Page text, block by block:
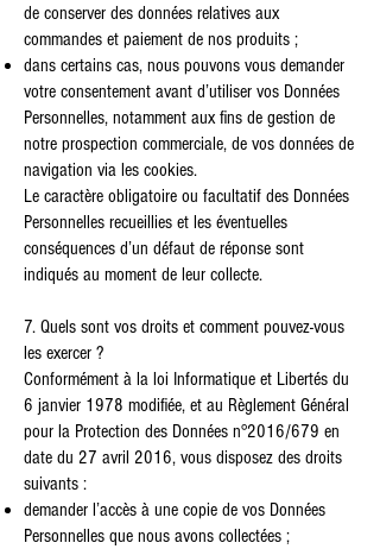
de conserver des données relatives aux
commandes et paiement de nos produits ;
dans certains cas, nous pouvons vous demander
votre consentement avant d’utiliser vos Données
Personnelles, notamment aux fins de gestion de
notre prospection commerciale, de vos données de
navigation via les cookies.
Le caractère obligatoire ou facultatif des Données
Personnelles recueillies et les éventuelles
conséquences d’un défaut de réponse sont
indiqués au moment de leur collecte.
7. Quels sont vos droits et comment pouvez-vous
les exercer ?
Conformément à la loi Informatique et Libertés du
6 janvier 1978 modifiée, et au Règlement Général
pour la Protection des Données n°2016/679 en
date du 27 avril 2016, vous disposez des droits
suivants :
demander l’accès à une copie de vos Données
Personnelles que nous avons collectées ;